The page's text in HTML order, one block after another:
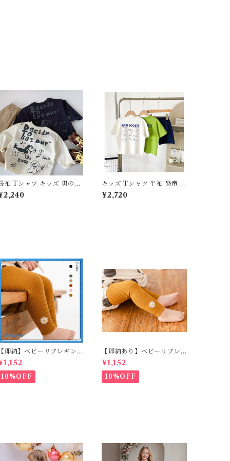
袖 Tシャツ キッズ 男の子
100% ワンちゃん プリン
ロンT 春 秋 トップス 子
キッズ Tシャツ 半袖 恐竜 プ
リント 綿100% 男の子 韓国
子供服 配色 切り替え トップ
¥2,720
即納】ベビーリブレギン
キッズレギンス リブレギ
ス 花柄 フラワー刺繍 ナチ
ラル 90~102cm
10%OFF
【即納あり】ベビーリブレ
ギンス キッズレギンス リブ
レギンス 花柄 フラワー刺繍
ナチュラル 65~80cm
¥1,152
10%OFF